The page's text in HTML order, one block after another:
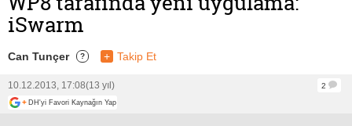
iSwarm
Can Tunçer ? + Takip Et
10.12.2013, 17:08(13 yıl)
2
+ DH'yi Favori Kaynağın Yap